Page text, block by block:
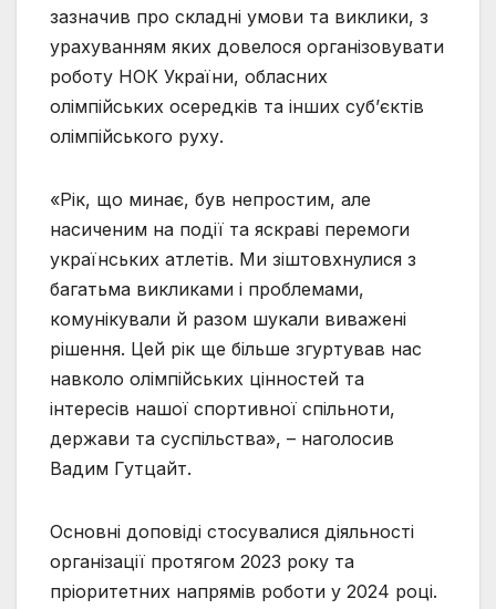
зазначив про складні умови та виклики, з
урахуванням яких довелося організовувати
роботу НОК України, обласних
олімпійських осередків та інших суб’єктів
олімпійського руху.
«Рік, що минає, був непростим, але
насиченим на події та яскраві перемоги
українських атлетів. Ми зіштовхнулися з
багатьма викликами і проблемами,
комунікували й разом шукали виважені
рішення. Цей рік ще більше згуртував нас
навколо олімпійських цінностей та
інтересів нашої спортивної спільноти,
держави та суспільства», – наголосив
Вадим Гутцайт.
Основні доповіді стосувалися діяльності
організації протягом 2023 року та
пріоритетних напрямів роботи у 2024 році.